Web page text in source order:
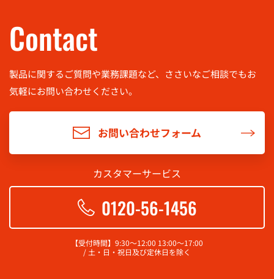
Contact
製品に関するご質問や業務課題など、ささいなご相談でもお
気軽にお問い合わせください。
お問い合わせフォーム
カスタマーサービス
0120-56-1456
【受付時間】9:30～12:00 13:00～17:00
/ 土・日・祝日及び定休日を除く